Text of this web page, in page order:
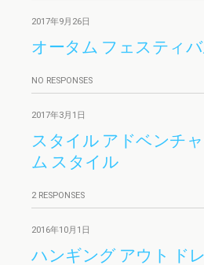
2017年9月26日
オータム フェスティ
NO RESPONSES
2017年3月1日
スタイル アドベンチ
ム スタイル
2 RESPONSES
2016年10月1日
ハンギング アウト ド